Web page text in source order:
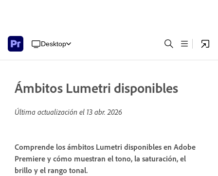
Desktop
Ámbitos Lumetri disponibles
Última actualización el 13 abr. 2026
Comprende los ámbitos Lumetri disponibles en Adobe
Premiere y cómo muestran el tono, la saturación, el
brillo y el rango tonal.